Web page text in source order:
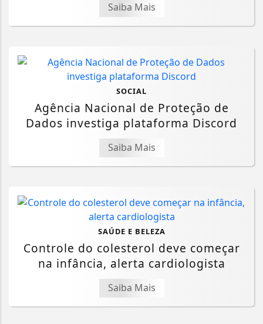
Saiba Mais
SOCIAL
Agência Nacional de Proteção de
Dados investiga plataforma Discord
Saiba Mais
SAÚDE E BELEZA
Controle do colesterol deve começar
na infância, alerta cardiologista
Saiba Mais